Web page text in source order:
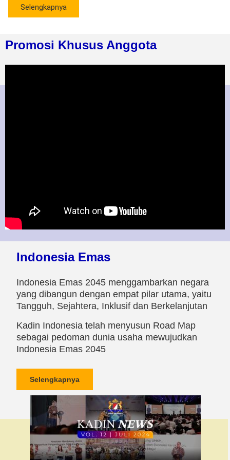
Selengkapnya
Promosi Khusus Anggota
Indonesia Emas
Indonesia Emas 2045 menggambarkan negara
yang dibangun dengan empat pilar utama, yaitu
Tangguh, Sejahtera, Inklusif dan Berkelanjutan
Kadin Indonesia telah menyusun Road Map
sebagai pedoman dunia usaha mewujudkan
Indonesia Emas 2045
Selengkapnya